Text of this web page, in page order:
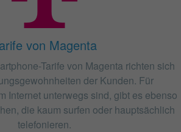
von Magenta
Tarife von Magenta richten sich
der Kunden. Für
Internet unterwegs sind, gibt es ebenso
die kaum surfen oder hauptsächlich
telefonieren.